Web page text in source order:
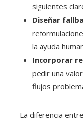
siguientes
Diseñar
la ayuda
Incorporar
pedir una
flujos
La diferencia